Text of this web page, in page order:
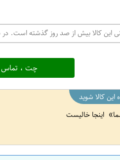
این کالا بیش از صد روز گذشته است.
چت ، تماس
کالا شوید
اینجا خالیست